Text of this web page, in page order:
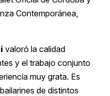
Contemporánea,
valoró la calidad
y el trabajo conjunto
muy grata. Es
de distintos